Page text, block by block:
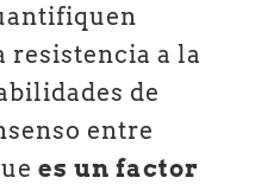
resistencia a la
de
entre
es un factor